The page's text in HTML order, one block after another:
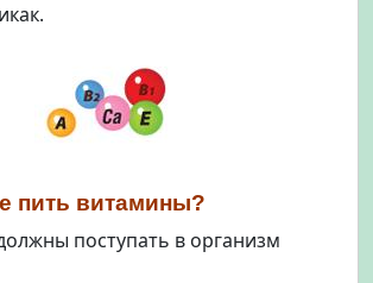
пить витамины?
поступать в организм